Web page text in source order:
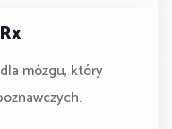
mózgu, który